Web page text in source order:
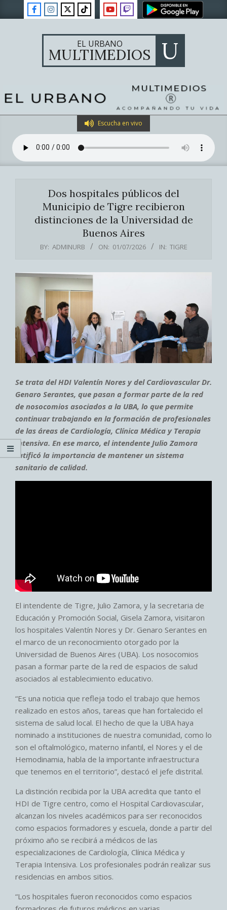
to
EL URBANO
MULTIMEDIOS U
Navigation
Menu
Escucha en vivo
Dos hospitales públicos del
Municipio de Tigre recibieron
distinciones de la Universidad de
Buenos Aires
BY: ADMINURB ON: 01/07/2026 IN: TIGRE
Se trata del HDI Valentín Nores y del Cardiovascular Dr.
Genaro Serantes, que pasan a formar parte de la red
de nosocomios asociados a la UBA, lo que permite
continuar trabajando en la formación de profesionales
de las áreas de Cardiología, Clínica Médica y Terapia
Intensiva. En ese marco, el intendente Julio Zamora
ratificó la importancia de mantener un sistema
sanitario de calidad.
El intendente de Tigre, Julio Zamora, y la secretaria de
Educación y Promoción Social, Gisela Zamora, visitaron
los hospitales Valentín Nores y Dr. Genaro Serantes en
el marco de un reconocimiento otorgado por la
Universidad de Buenos Aires (UBA). Los nosocomios
pasan a formar parte de la red de espacios de salud
asociados al establecimiento educativo.
“Es una noticia que refleja todo el trabajo que hemos
realizado en estos años, tareas que han fortalecido el
sistema de salud local. El hecho de que la UBA haya
nominado a instituciones de nuestra comunidad, como lo
son el oftalmológico, materno infantil, el Nores y el de
Hemodinamia, habla de la importante infraestructura
que tenemos en el territorio”, destacó el jefe distrital.
La distinción recibida por la UBA acredita que tanto el
HDI de Tigre centro, como el Hospital Cardiovascular,
alcanzan los niveles académicos para ser reconocidos
como espacios formadores y escuela, donde a partir del
próximo año se recibirá a médicos de las
especializaciones de Cardiología, Clínica Médica y
Terapia Intensiva. Los profesionales podrán realizar sus
residencias en ambos sitios.
“Los hospitales fueron reconocidos como espacios